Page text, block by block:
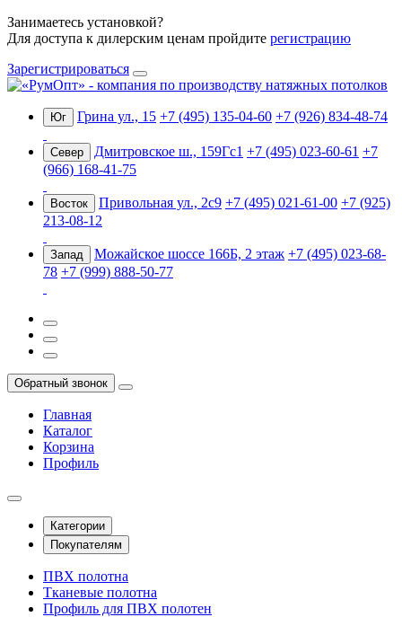
Занимаетесь установкой?
Для доступа к дилерским ценам пройдите регистрацию
Зарегистрироваться
Юг Грина ул., 15 +7 (495) 135-04-60 +7 (926) 834-48-74
Север Дмитровское ш., 159Гс1 +7 (495) 023-60-61 +7
(966) 168-41-75
Восток Привольная ул., 2с9 +7 (495) 021-61-00 +7 (925)
213-08-12
Запад Можайское шоссе 166Б, 2 этаж +7 (495) 023-68-
78 +7 (999) 888-50-77
Обратный звонок
Главная
Каталог
Корзина
Профиль
Категории
Покупателям
ПВХ полотна
Тканевые полотна
Профиль для ПВХ полотен